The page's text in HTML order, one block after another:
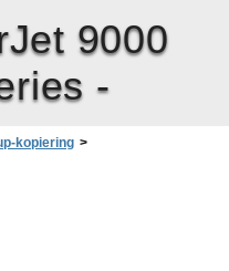
9000
-
kopiering >